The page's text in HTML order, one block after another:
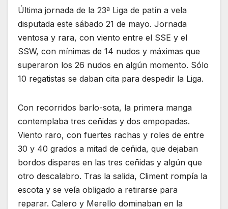
Última jornada de la 23ª Liga de patín a vela
disputada este sábado 21 de mayo. Jornada
ventosa y rara, con viento entre el SSE y el
SSW, con mínimas de 14 nudos y máximas que
superaron los 26 nudos en algún momento. Sólo
10 regatistas se daban cita para despedir la Liga.
Con recorridos barlo-sota, la primera manga
contemplaba tres ceñidas y dos empopadas.
Viento raro, con fuertes rachas y roles de entre
30 y 40 grados a mitad de ceñida, que dejaban
bordos dispares en las tres ceñidas y algún que
otro descalabro. Tras la salida, Climent rompía la
escota y se veía obligado a retirarse para
reparar. Calero y Merello dominaban en la